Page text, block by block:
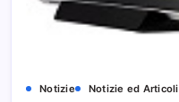
Notizie Notizie ed Articoli